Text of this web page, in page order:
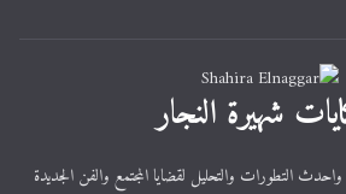
شهيرة النجار
واحدث التطورات والتحليل لقضايا المجتمع والفن الجديدة